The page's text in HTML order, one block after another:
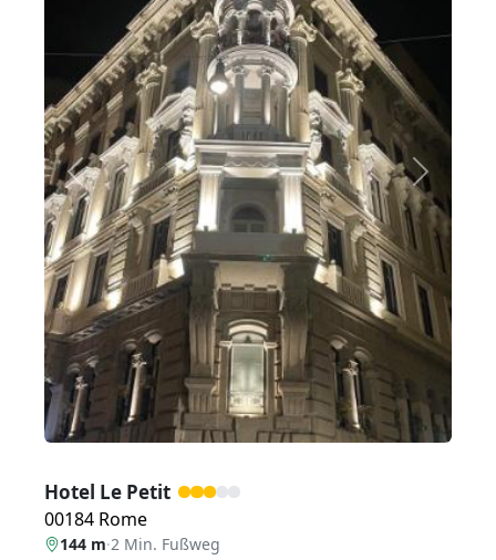
Zurück Weiter
Hotel Le Petit
00184 Rome
144 m·2 Min. Fußweg